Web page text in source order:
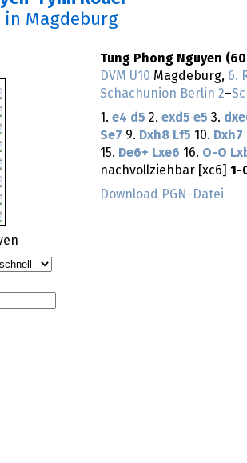
in Magdeburg
Tung Phong Nguyen
DVM U10 Magdeburg, 6.
Schachunion Berlin 2–
1. e4 d5 2. exd5 e5 3.
Se7 9. Dxh8 Lf5 10. Dxh7
15. De6+ Lxe6 16. O-O
nachvollziehbar [xc6] 1-
Download PGN-Datei